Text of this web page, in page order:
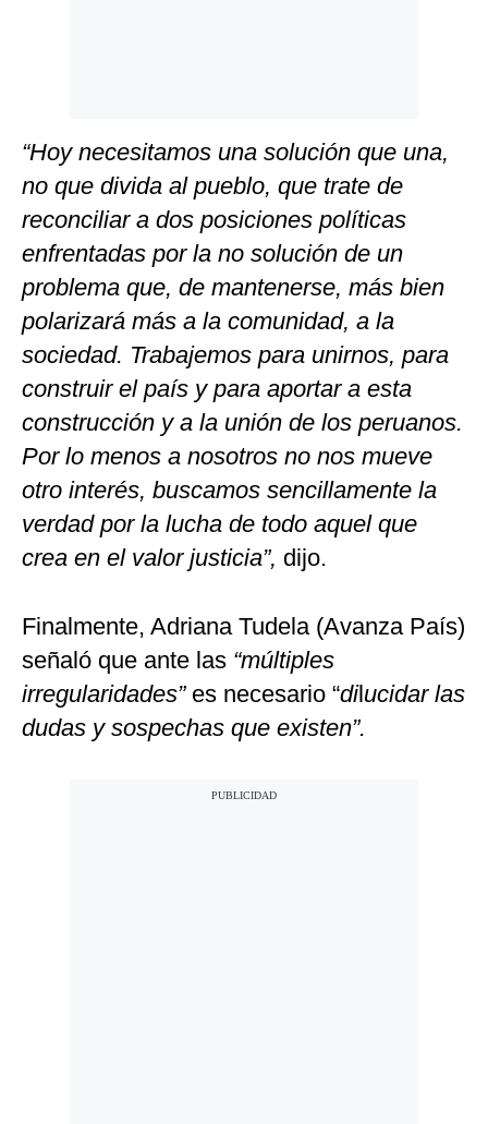
“Hoy necesitamos una solución que una,
no que divida al pueblo, que trate de
reconciliar a dos posiciones políticas
enfrentadas por la no solución de un
problema que, de mantenerse, más bien
polarizará más a la comunidad, a la
sociedad. Trabajemos para unirnos, para
construir el país y para aportar a esta
construcción y a la unión de los peruanos.
Por lo menos a nosotros no nos mueve
otro interés, buscamos sencillamente la
verdad por la lucha de todo aquel que
crea en el valor justicia”, dijo.
Finalmente, Adriana Tudela (Avanza País)
señaló que ante las “múltiples
irregularidades”es necesario “dilucidar las
dudas y sospechas que existen”.